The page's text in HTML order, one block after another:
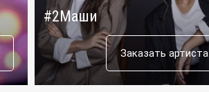
#2Маши
Заказать артиста